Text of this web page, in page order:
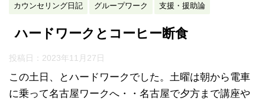
カウンセリング日記 グループワーク 支援・援助論
ハードワークとコーヒー断食
投稿日： 2023年11月27日
この土日、とハードワークでした。土曜は朝から電車
に乗って名古屋ワークへ・・名古屋で夕方まで講座や